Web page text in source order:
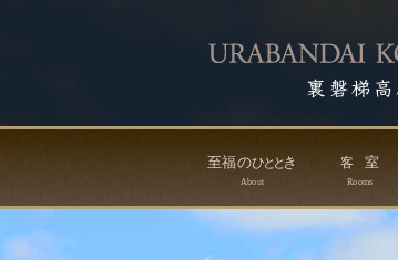
至福のひととき
About
客室
Rooms